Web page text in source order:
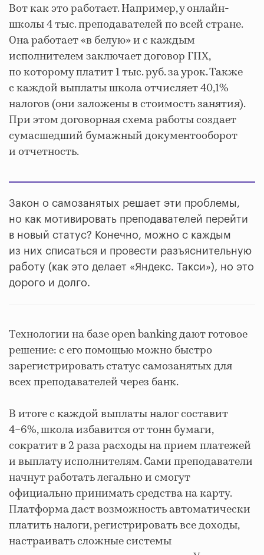
Вот как это работает. Например, у онлайн-
школы 4 тыс. преподавателей по всей стране.
Она работает «в белую» и с каждым
исполнителем заключает договор ГПХ,
по которому платит 1 тыс. руб. за урок. Также
с каждой выплаты школа отчисляет 40,1%
налогов (они заложены в стоимость занятия).
При этом договорная схема работы создает
сумасшедший бумажный документооборот
и отчетность.
Закон о самозанятых решает эти проблемы,
но как мотивировать преподавателей перейти
в новый статус? Конечно, можно с каждым
из них списаться и провести разъяснительную
работу (как это делает «Яндекс. Такси»), но это
дорого и долго.
Технологии на базе open banking дают готовое
решение: с его помощью можно быстро
зарегистрировать статус самозанятых для
всех преподавателей через банк.
В итоге с каждой выплаты налог составит
4−6%, школа избавится от тонн бумаги,
сократит в 2 раза расходы на прием платежей
и выплату исполнителям. Сами преподаватели
начнут работать легально и смогут
официально принимать средства на карту.
Платформа даст возможность автоматически
платить налоги, регистрировать все доходы,
настраивать сложные системы